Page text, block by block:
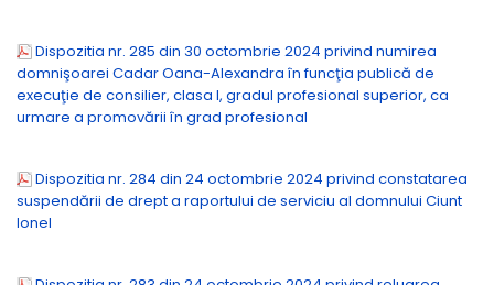
Dispozitia nr. 285 din 30 octombrie 2024 privind numirea
domnişoarei Cadar Oana-Alexandra în funcţia publică de
execuţie de consilier, clasa I, gradul profesional superior, ca
urmare a promovării în grad profesional
Dispozitia nr. 284 din 24 octombrie 2024 privind constatarea
suspendării de drept a raportului de serviciu al domnului Ciunt
Ionel